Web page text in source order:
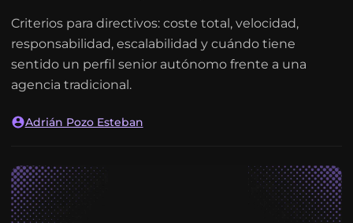
Criterios para directivos: coste total, velocidad,
responsabilidad, escalabilidad y cuándo tiene
sentido un perfil senior autónomo frente a una
agencia tradicional.
Adrián Pozo Esteban